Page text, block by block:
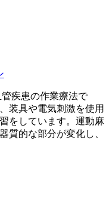
疾患の作業療法で
装具や電気刺激を使用
をしています。運動麻
質的な部分が変化し、